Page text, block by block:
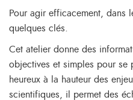
Pour agir efficacement, dans
quelques clés.
Cet atelier donne des
objectives et simples pour se
heureux à la hauteur des
scientifiques, il permet des